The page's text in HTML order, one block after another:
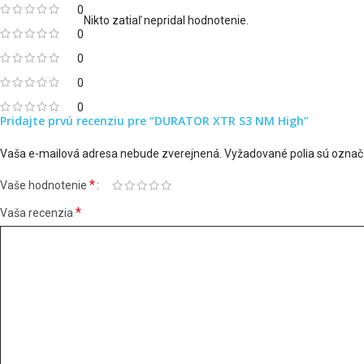
0
0
0
0
0
Nikto zatiaľ nepridal hodnotenie.
Pridajte prvú recenziu pre “DURATOR XTR S3 NM High”
Vaša e-mailová adresa nebude zverejnená. Vyžadované polia sú
Vaše hodnotenie *
Vaša recenzia *